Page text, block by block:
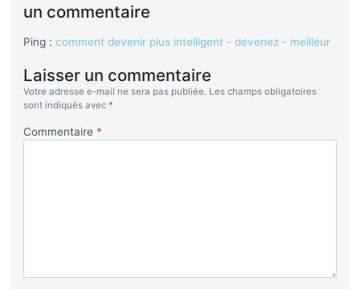
un commentaire
Ping : comment devenir plus intelligent - devenez - meilleur
Laisser un commentaire
Votre adresse e-mail ne sera pas publiée. Les champs obligatoires
sont indiqués avec *
Commentaire *